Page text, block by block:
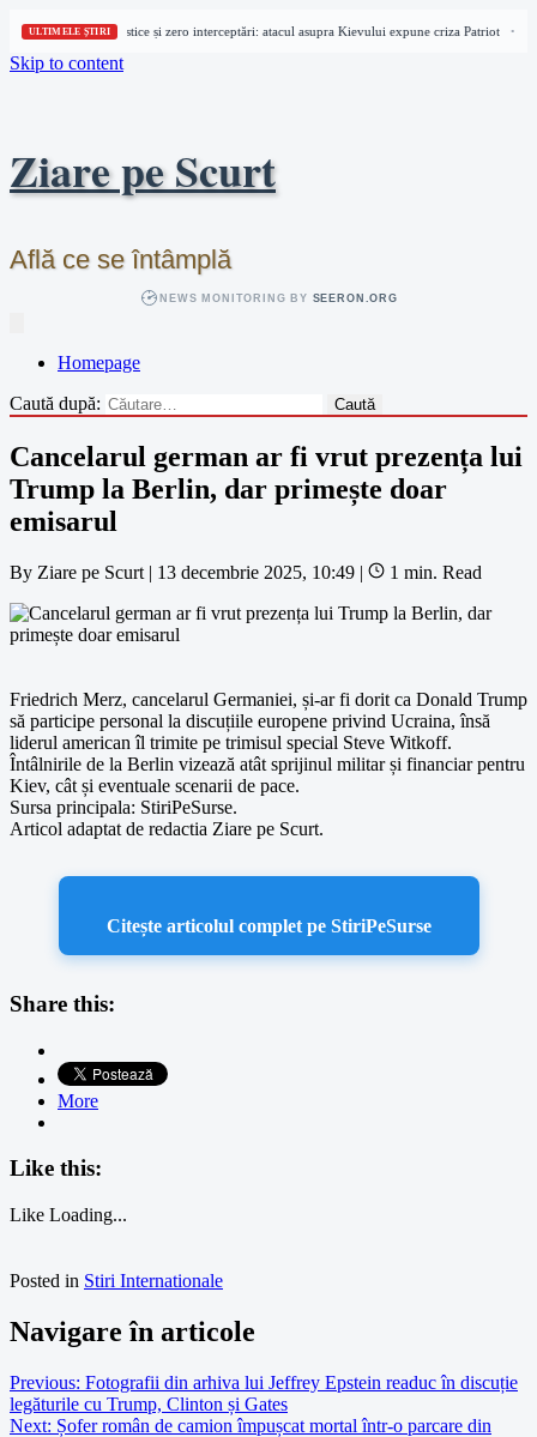
ULTIMELE ȘTIRI
24 de rachete balistice și zero interceptări: atacul asupra Kievului expune criza Patriot
Skip to content
Ziare pe Scurt
Află ce se întâmplă
NEWS MONITORING BY SEERON.ORG
Homepage
Caută după:
Cancelarul german ar fi vrut prezența lui
Trump la Berlin, dar primește doar
emisarul
By Ziare pe Scurt | 13 decembrie 2025, 10:49 | 1 min. Read
Friedrich Merz, cancelarul Germaniei, și-ar fi dorit ca Donald Trump
să participe personal la discuțiile europene privind Ucraina, însă
liderul american îl trimite pe trimisul special Steve Witkoff.
Întâlnirile de la Berlin vizează atât sprijinul militar și financiar pentru
Kiev, cât și eventuale scenarii de pace.
Sursa principala: StiriPeSurse.
Articol adaptat de redactia Ziare pe Scurt.
Citește articolul complet pe StiriPeSurse
Share this:
More
Like this:
Like Loading...
Posted in Stiri Internationale
Navigare în articole
Previous: Fotografii din arhiva lui Jeffrey Epstein readuc în discuție
legăturile cu Trump, Clinton și Gates
Next: Șofer român de camion împușcat mortal într-o parcare din